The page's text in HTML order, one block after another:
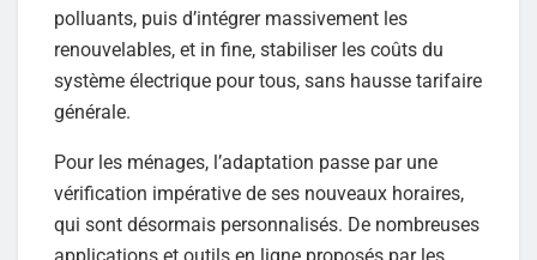
polluants, puis d’intégrer massivement les
renouvelables, et in fine, stabiliser les coûts du
système électrique pour tous, sans hausse tarifaire
générale.
Pour les ménages, l’adaptation passe par une
vérification impérative de ses nouveaux horaires,
qui sont désormais personnalisés. De nombreuses
applications et outils en ligne proposés par les